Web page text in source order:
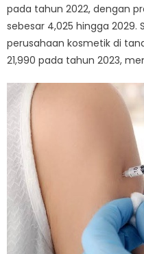
pada tahun 2022, dengan
sebesar 4,025 hingga
perusahaan kosmetik di
21,990 pada tahun 2023,